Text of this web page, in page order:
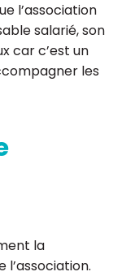
l’association
salarié, son
car c’est un
les
la
l’association.